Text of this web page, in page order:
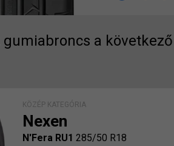
gumiabroncs a
KÖZÉP KATEGÓRIA
Nexen
N'Fera RU1 285/50 R18